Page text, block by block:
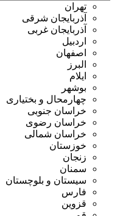
تهران
آذربایجان شرقی
آذربایجان غربی
اردبیل
اصفهان
البرز
ایلام
بوشهر
چهارمحال و بختیاری
خراسان جنوبی
خراسان رضوی
خراسان شمالی
خوزستان
زنجان
سمنان
سیستان و بلوچستان
فارس
قزوین